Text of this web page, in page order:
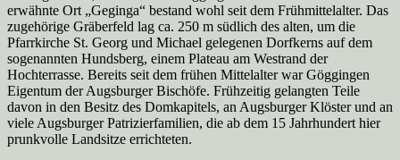
erwähnte Ort „Geginga“ bestand wohl seit dem Frühmittelalter. Das
zugehörige Gräberfeld lag ca. 250 m südlich des alten, um die
Pfarrkirche St. Georg und Michael gelegenen Dorfkerns auf dem
sogenannten Hundsberg, einem Plateau am Westrand der
Hochterrasse. Bereits seit dem frühen Mittelalter war Göggingen
Eigentum der Augsburger Bischöfe. Frühzeitig gelangten Teile
davon in den Besitz des Domkapitels, an Augsburger Klöster und an
viele Augsburger Patrizierfamilien, die ab dem 15 Jahrhundert hier
prunkvolle Landsitze errichteten.